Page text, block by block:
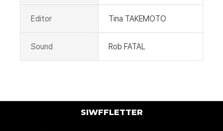
Editor Tina TAKEMOTO
Sound Rob FATAL
SIWFFLETTER